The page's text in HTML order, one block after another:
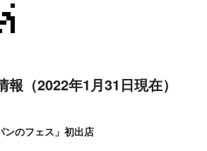
（2022年1月31日現在）
のフェス」初出店